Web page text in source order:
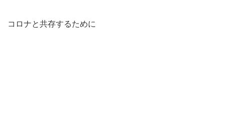
コロナと共存するために